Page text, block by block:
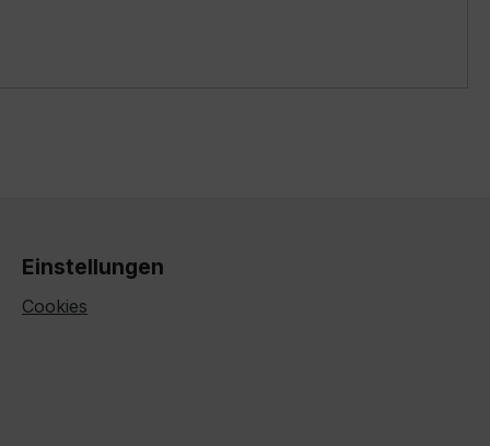
Einstellungen
Cookies